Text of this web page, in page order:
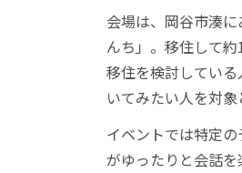
会場は、岡谷市湊
んち」。移住して
移住を検討してい
いてみたい人を対象
イベントでは特定
がゆったりと会話